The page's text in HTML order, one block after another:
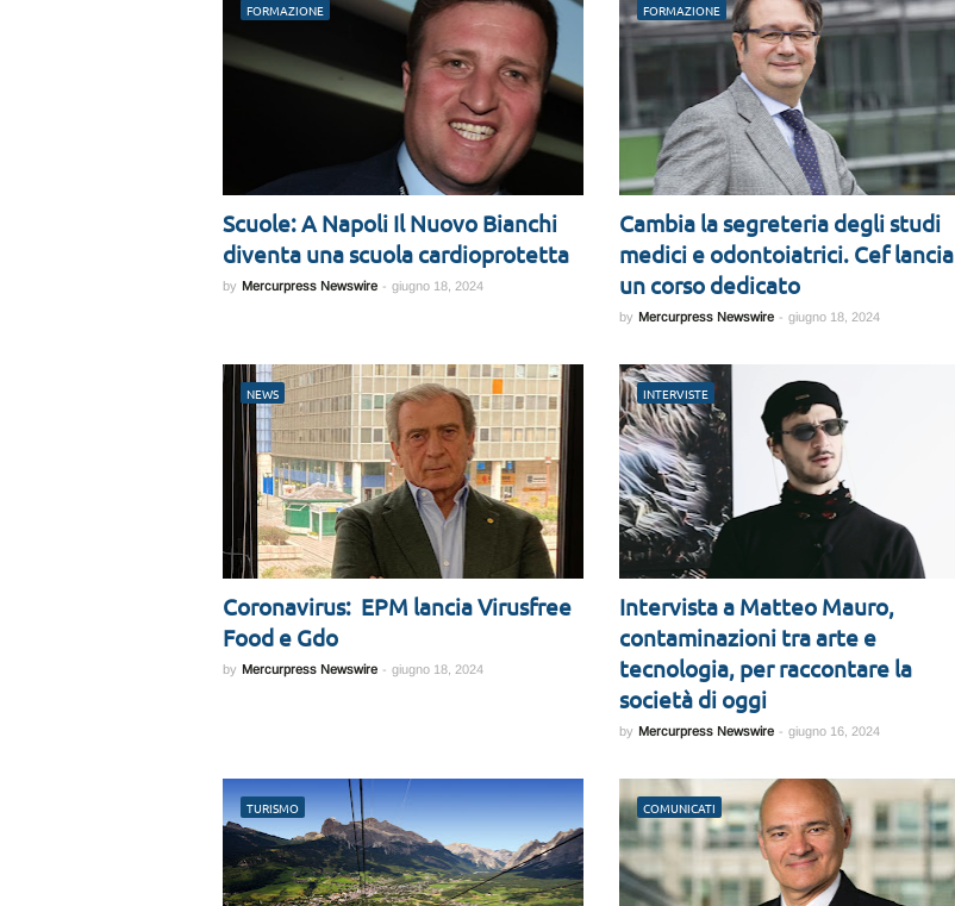
FORMAZIONE
Scuole: A Napoli Il Nuovo Bianchi
diventa una scuola cardioprotetta
by Mercurpress Newswire - giugno 18, 2024
FORMAZIONE
Cambia la segreteria degli studi
medici e odontoiatrici. Cef lancia
un corso dedicato
by Mercurpress Newswire - giugno 18, 2024
NEWS
Coronavirus: EPM lancia Virusfree
Food e Gdo
by Mercurpress Newswire - giugno 18, 2024
INTERVISTE
Intervista a Matteo Mauro,
contaminazioni tra arte e
tecnologia, per raccontare la
società di oggi
by Mercurpress Newswire - giugno 16, 2024
TURISMO COMUNICATI